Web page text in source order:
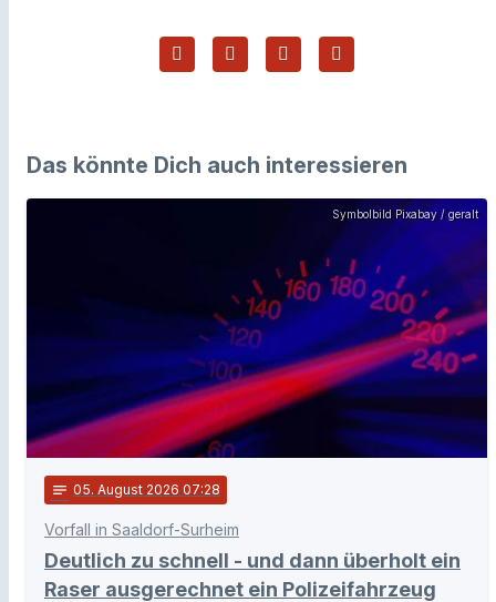
Das könnte Dich auch interessieren
Symbolbild Pixabay / geralt
notes 05. August 2026 07:28
Vorfall in Saaldorf-Surheim
Deutlich zu schnell - und dann überholt ein
Raser ausgerechnet ein Polizeifahrzeug